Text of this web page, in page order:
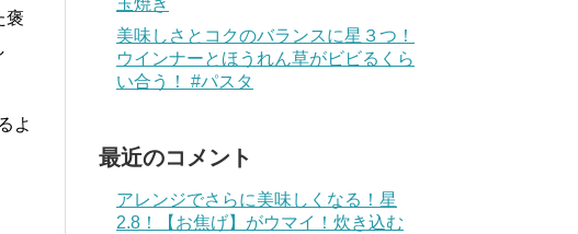
褒
よ
玉焼き
美味しさとコクのバランスに星３つ！
ウインナーとほうれん草がビビるくら
い合う！ #パスタ
最近のコメント
アレンジでさらに美味しくなる！星
2.8！【お焦げ】がウマイ！炊き込む